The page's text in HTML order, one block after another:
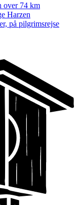
over 74 km
Harzen
på pilgrimsrejse